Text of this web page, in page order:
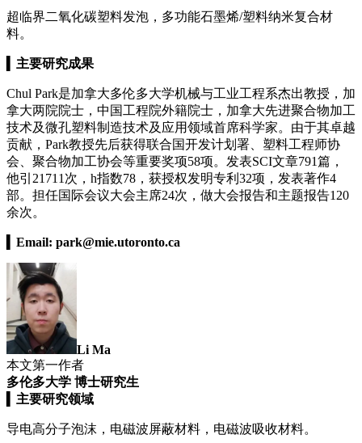
超临界二氧化碳塑料发泡，多功能石墨烯/塑料纳米复合材
料。
主要研究成果
Chul Park是加拿大多伦多大学机械与工业工程系杰出教授，加
拿大两院院士，中国工程院外籍院士，加拿大先进聚合物加工
技术及微孔塑料制造技术及应用领域首席科学家。由于其卓越
贡献，Park教授先后获得联合国开发计划署、塑料工程师协
会、聚合物加工协会等重要奖项58项。发表SCI文章791篇，
他引21711次，h指数78，获授权发明专利32项，发表著作4
部。担任国际会议大会主席24次，做大会报告和主题报告120
余次。
Email: park@mie.utoronto.ca
Li Ma
本文第一作者
多伦多大学 博士研究生
主要研究领域
导电高分子泡沫，电磁波屏蔽材料，电磁波吸收材料。